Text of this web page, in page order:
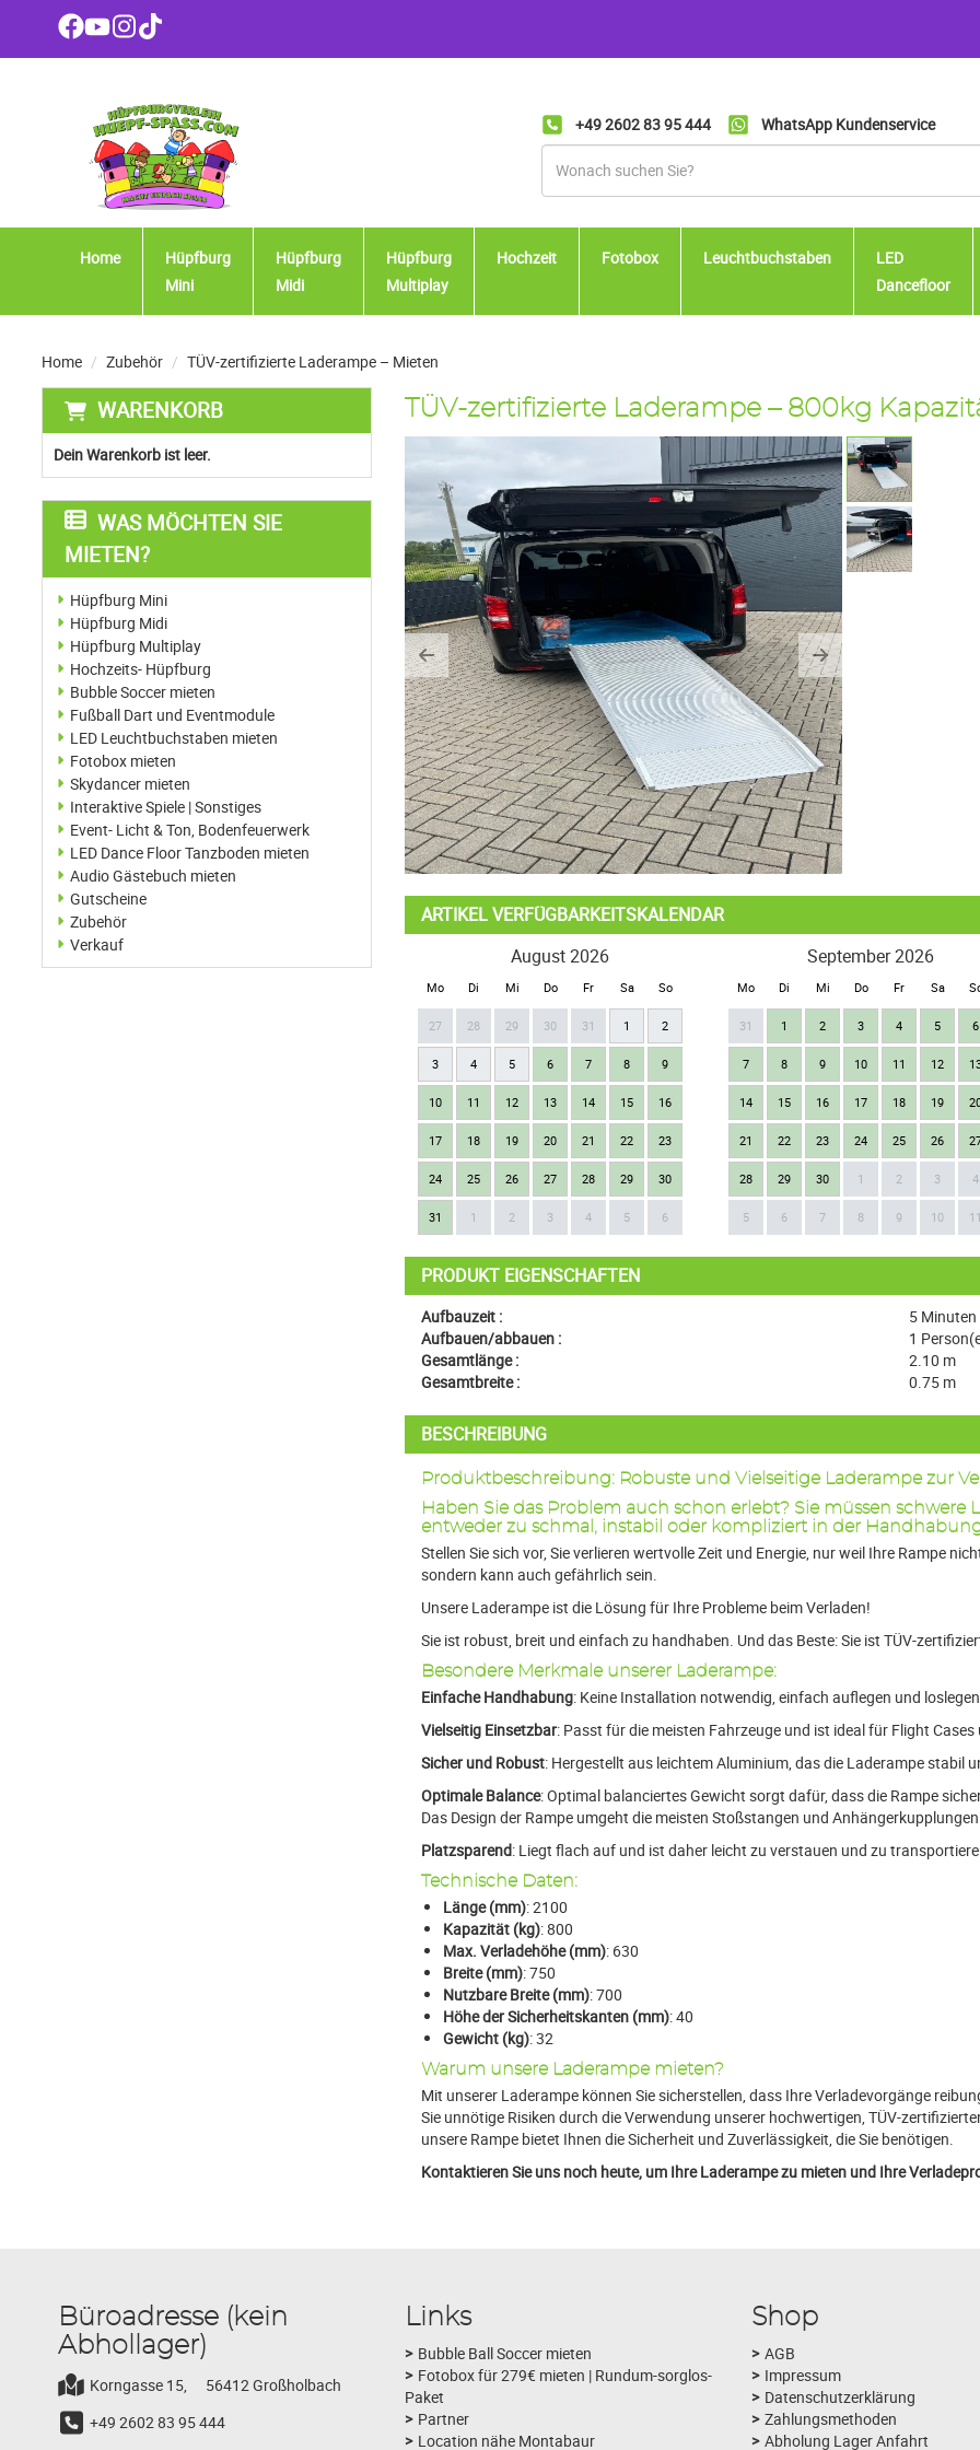
+49 2602 83 95 444 WhatsApp Kundenservice
Home
Hüpfburg
Mini
Hüpfburg
Midi
Hüpfburg
Multiplay
Hochzeit Fotobox Leuchtbuchstaben
LED
Dancefloor
Home Zubehör TÜV-zertifizierte Laderampe – Mieten
WARENKORB
Dein Warenkorb ist leer.
WAS MÖCHTEN SIE
MIETEN?
Hüpfburg Mini
Hüpfburg Midi
Hüpfburg Multiplay
Hochzeits- Hüpfburg
Bubble Soccer mieten
Fußball Dart und Eventmodule
LED Leuchtbuchstaben mieten
Fotobox mieten
Skydancer mieten
Interaktive Spiele | Sonstiges
Event- Licht & Ton, Bodenfeuerwerk
LED Dance Floor Tanzboden mieten
Audio Gästebuch mieten
Gutscheine
Zubehör
Verkauf
TÜV-zertifizierte Laderampe – 800kg
Previous Next
ARTIKEL VERFÜGBARKEITSKALENDAR
August 2026
Mo Di Mi Do Fr Sa So
27 28 29 30 31 1 2
3 4 5 6 7 8 9
10 11 12 13 14 15 16
17 18 19 20 21 22 23
24 25 26 27 28 29 30
31 1 2 3 4 5 6
September 2026
Mo Di Mi Do Fr Sa
31 1 2 3 4 5 6
7 8 9 10 11 12
14 15 16 17 18 19
21 22 23 24 25 26
28 29 30 1 2 3 4
5 6 7 8 9 10 11
PRODUKT EIGENSCHAFTEN
Aufbauzeit :
5 Minuten
Aufbauen/abbauen :
1
Gesamtlänge :
2.10 m
Gesamtbreite :
0.75 m
BESCHREIBUNG
Produktbeschreibung: Robuste und Vielseitige Laderampe zur
Haben Sie das Problem auch schon erlebt? Sie müssen
entweder zu schmal, instabil oder kompliziert in der
Stellen Sie sich vor, Sie verlieren wertvolle Zeit und Energie, nur weil Ihre Rampe
sondern kann auch gefährlich sein.
Unsere Laderampe ist die Lösung für Ihre Probleme beim Verladen!
Sie ist robust, breit und einfach zu handhaben. Und das Beste: Sie ist TÜV-
Besondere Merkmale unserer Laderampe:
Einfache Handhabung: Keine Installation notwendig, einfach auflegen und
Vielseitig Einsetzbar: Passt für die meisten Fahrzeuge und ist ideal für Flight Cases
Sicher und Robust: Hergestellt aus leichtem Aluminium, das die Laderampe stabil
Optimale Balance: Optimal balanciertes Gewicht sorgt dafür, dass die Rampe
Das Design der Rampe umgeht die meisten Stoßstangen und
Platzsparend: Liegt flach auf und ist daher leicht zu verstauen und zu
Technische Daten:
Länge (mm): 2100
Kapazität (kg): 800
Max. Verladehöhe (mm): 630
Breite (mm): 750
Nutzbare Breite (mm): 700
Höhe der Sicherheitskanten (mm): 40
Gewicht (kg): 32
Warum unsere Laderampe mieten?
Mit unserer Laderampe können Sie sicherstellen, dass Ihre Verladevorgänge
Sie unnötige Risiken durch die Verwendung unserer hochwertigen, TÜV-
unsere Rampe bietet Ihnen die Sicherheit und Zuverlässigkeit, die Sie benötigen.
Kontaktieren Sie uns noch heute, um Ihre Laderampe zu mieten und Ihre
Büroadresse (kein
Abhollager)
Korngasse 15,
56412 Großholbach
+49 2602 83 95 444
Links
Bubble Ball Soccer mieten
Fotobox für 279€ mieten | Rundum-sorglos-
Paket
Partner
Location nähe Montabaur
Shop
AGB
Impressum
Datenschutzerklärung
Zahlungsmethoden
Abholung Lager Anfahrt